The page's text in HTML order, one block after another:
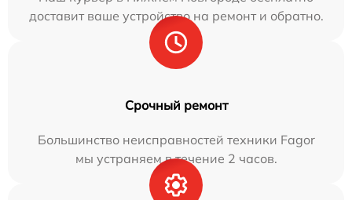
доставит ваше устройство на ремонт и обратно.
Срочный ремонт
Большинство неисправностей техники Fagor
мы устраняем в течение 2 часов.